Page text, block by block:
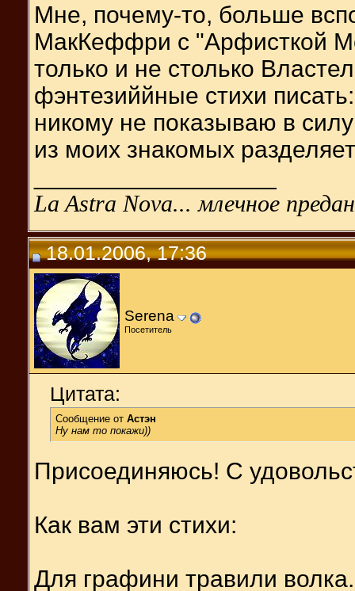
Мне, почему-то, больше
МакКеффри с "Арфисткой
только и не столько
фэнтезиййные стихи
никому не показываю в
из моих знакомых
La Astra Nova... млечное
18.01.2006, 17:36
Serena
Посетитель
Цитата:
Сообщение от Астэн
Ну нам то покажи))
Присоединяюсь! С
Как вам эти стихи:
Для графини травили волка.